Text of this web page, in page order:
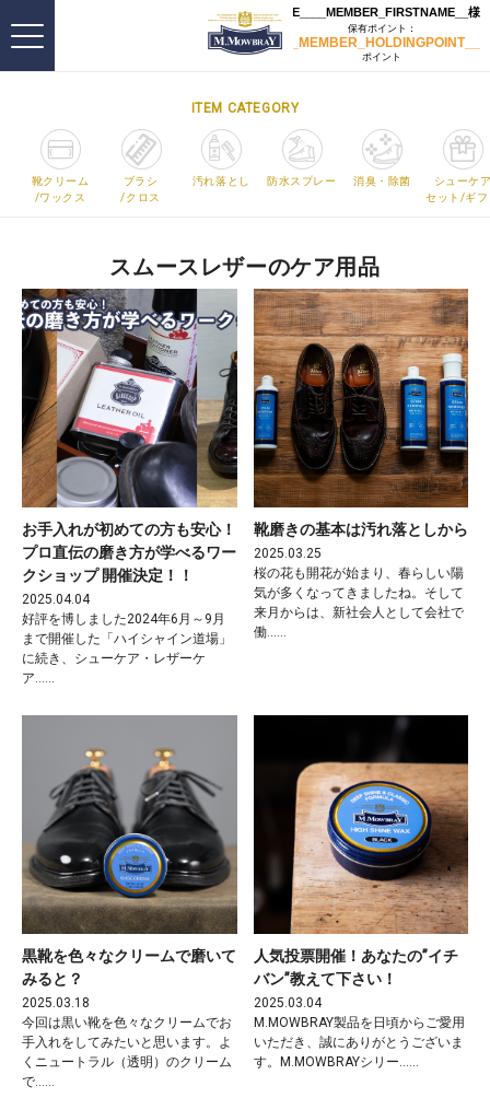
ITEM CATEGORY
靴クリーム
/ワックス
ブラシ
/クロス
汚れ落とし 防水スプレー 消臭・除菌
シューケ
セット/ギフ
スムースレザーのケア用品
お手入れが初めての方も安心！
プロ直伝の磨き方が学べるワー
クショップ 開催決定！！
2025.04.04
好評を博しました2024年6月～9月
まで開催した「ハイシャイン道場」
に続き、シューケア・レザーケ
ア……
靴磨きの基本は汚れ落としから
2025.03.25
桜の花も開花が始まり、春らしい陽
気が多くなってきましたね。そして
来月からは、新社会人として会社で
働……
黒靴を色々なクリームで磨いて
みると？
2025.03.18
今回は黒い靴を色々なクリームでお
手入れをしてみたいと思います。よ
くニュートラル（透明）のクリーム
で……
人気投票開催！あなたの”イチ
バン”教えて下さい！
2025.03.04
M.MOWBRAY製品を日頃からご愛用
いただき、誠にありがとうございま
す。M.MOWBRAYシリー……